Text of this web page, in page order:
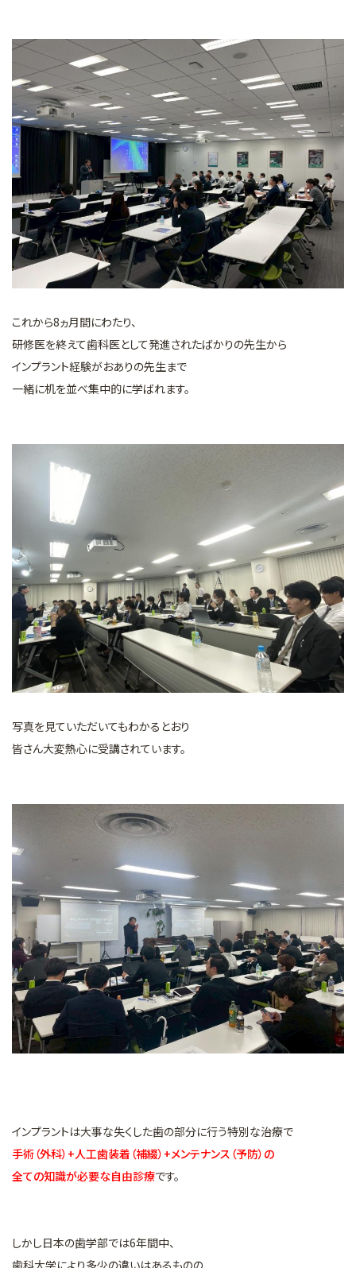
これから8ヵ月間にわたり、
研修医を終えて歯科医として発進されたばかりの先生から
インプラント経験がおありの先生まで
一緒に机を並べ集中的に学ばれます。
写真を見ていただいてもわかるとおり
皆さん大変熱心に受講されています。
インプラントは大事な失くした歯の部分に行う特別な治療で
手術（外科）+人工歯装着（補綴）+メンテナンス（予防）の
全ての知識が必要な自由診療です。
しかし日本の歯学部では6年間中、
歯科大学により多少の違いはあるものの